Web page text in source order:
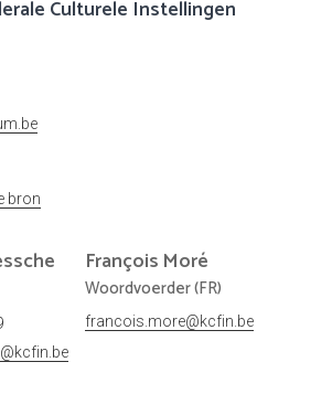
Culturele Instellingen
bron
François Moré
Woordvoerder (FR)
francois.more@kcfin.be